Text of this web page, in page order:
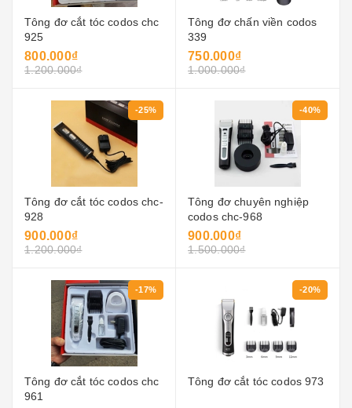
Tông đơ cắt tóc codos chc
925
800.000₫
1.200.000₫
Tông đơ chấn viền codos
339
750.000₫
1.000.000₫
-25%
Tông đơ cắt tóc codos chc-
928
900.000₫
1.200.000₫
-40%
Tông đơ chuyên nghiệp
codos chc-968
900.000₫
1.500.000₫
-17%
Tông đơ cắt tóc codos chc
961
-20%
Tông đơ cắt tóc codos 973